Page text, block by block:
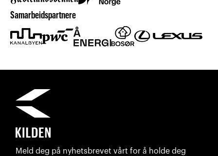
Samarbeidspartnere
Meld deg på nyhetsbrevet vårt for å holde deg